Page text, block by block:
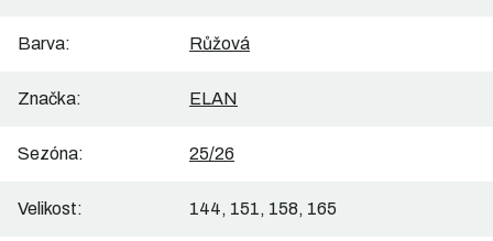
Barva: Růžová
Značka: ELAN
Sezóna: 25/26
Velikost: 144, 151, 158, 165